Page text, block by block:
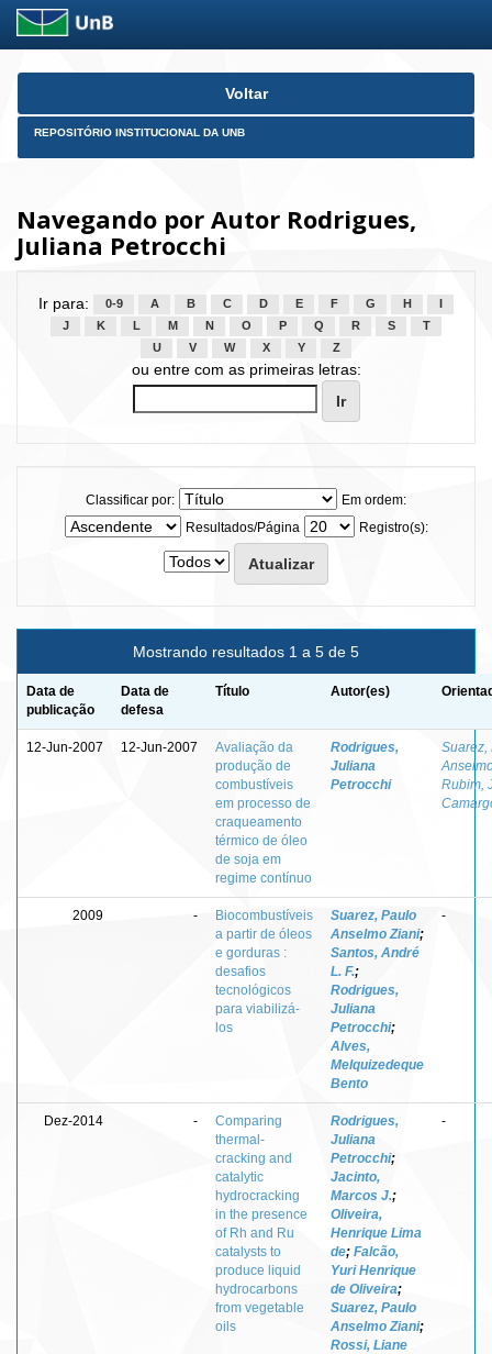
Skip
Voltar
REPOSITÓRIO INSTITUCIONAL DA UNB
Navegando por Autor Rodrigues,
Juliana Petrocchi
Ir para: 0-9 A B C D E F G H
J
K L M N O P Q R S
T
U
V W X Y Z
ou entre com as primeiras letras:
Classificar por:
Em ordem:
Resultados/Página
Registro(s):
Mostrando resultados 1 a 5 de 5
Data de
publicação
Data de
defesa
Título Autor(es)
12-Jun-2007 12-Jun-2007
Avaliação da
produção de
combustíveis
em processo de
craqueamento
térmico de óleo
de soja em
regime contínuo
Rodrigues,
Juliana
Petrocchi
Suarez,
Rubim,
2009 -
Biocombustíveis
a partir de óleos
e gorduras :
desafios
tecnológicos
para viabilizá-
los
Suarez, Paulo
Anselmo Ziani;
Santos, André
L. F.;
Rodrigues,
Juliana
Petrocchi;
Alves,
Melquizedeque
Bento
-
Dez-2014 -
Comparing
thermal-
cracking and
catalytic
hydrocracking
in the presence
of Rh and Ru
catalysts to
produce liquid
hydrocarbons
from vegetable
oils
Rodrigues,
Juliana
Petrocchi;
Jacinto,
Marcos J.;
Oliveira,
Henrique Lima
de; Falcão,
Yuri Henrique
de Oliveira;
Suarez, Paulo
Anselmo Ziani;
Rossi, Liane
-